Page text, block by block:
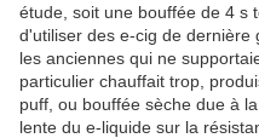
étude, soit une bouffée de 4 s
d'utiliser des e-cig de
les anciennes qui ne
particulier chauffait trop,
puff, ou bouffée sèche due à
lente du e-liquide sur la